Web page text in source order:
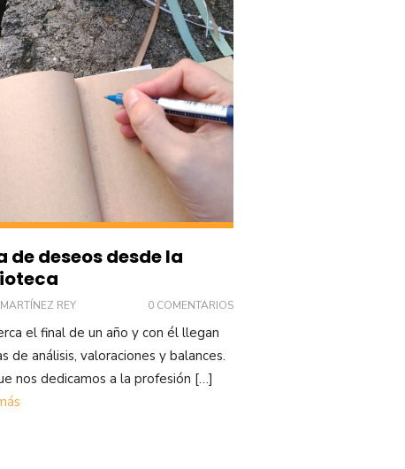
de deseos desde la
REY 0 COMENTARIOS
el final de un año y con él llegan
de análisis, valoraciones y balances.
nos dedicamos a la profesión […]